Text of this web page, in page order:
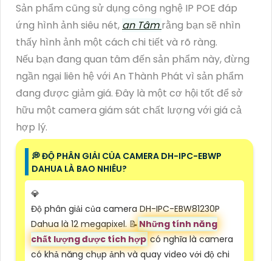
Sản phẩm cũng sử dụng công nghệ IP POE đáp
ứng hình ảnh siêu nét, an Tâmrằng bạn sẽ nhìn
thấy hình ảnh một cách chi tiết và rõ ràng.
Nếu bạn đang quan tâm đến sản phẩm này, đừng
ngần ngại liên hệ với An Thành Phát vì sản phẩm
đang được giảm giá. Đây là một cơ hội tốt để sở
hữu một camera giám sát chất lượng với giá cả
hợp lý.
️💭 ĐỘ PHÂN GIẢI CỦA CAMERA DH-IPC-EBWP
DAHUA LÀ BAO NHIÊU?
💎
Độ phân giải của camera DH-IPC-EBW81230P
Dahua là 12 megapixel. 📝Những tính năng
chất lượng được tích hợpcó nghĩa là camera
có khả năng chụp ảnh và quay video với độ chi